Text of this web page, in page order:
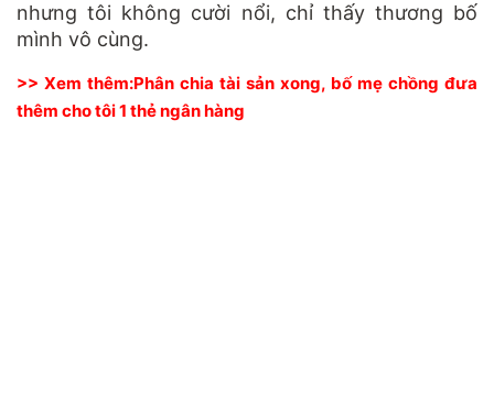
nhưng tôi không cười nổi, chỉ thấy thương bố
mình vô cùng.
>> Xem thêm:Phân chia tài sản xong, bố mẹ chồng đưa
thêm cho tôi 1 thẻ ngân hàng